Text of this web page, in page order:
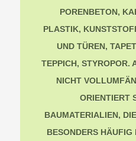
PORENBETON,
PLASTIK,
UND TÜREN,
TEPPICH, STYROPOR.
NICHT
ORIENTIERT
BAUMATERIALIEN,
BESONDERS